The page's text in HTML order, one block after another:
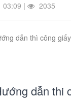
03:09 | 2035
dẫn thì công
dẫn thi